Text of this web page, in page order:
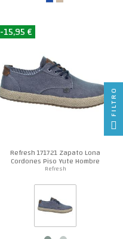
-15,95 €
Refresh 171721 Zapato Lona
Cordones Piso Yute Hombre
Refresh
FILTRO